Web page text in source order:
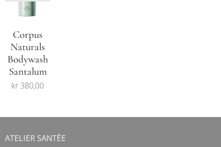
Corpus
Naturals
Bodywash
Santalum
kr 380,00
ATELIER SANTĒE